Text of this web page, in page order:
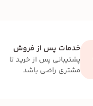
خدمات پس از فروش
پشتیبانی پس از خرید تا
مشتری راضی باشد